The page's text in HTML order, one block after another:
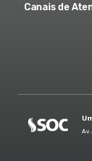
Canais de
Av.